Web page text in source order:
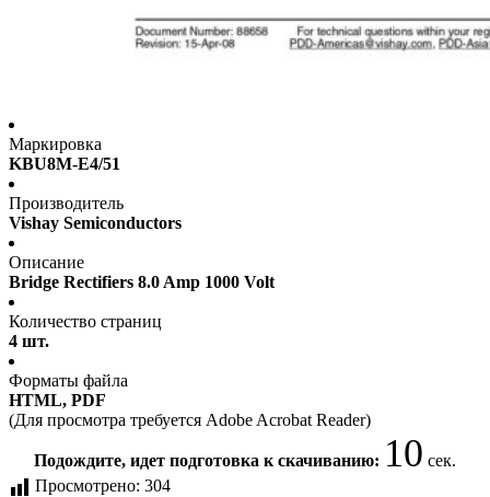
Маркировка
KBU8M-E4/51
Производитель
Vishay Semiconductors
Описание
Bridge Rectifiers 8.0 Amp 1000 Volt
Количество страниц
4 шт.
Форматы файла
HTML, PDF
(Для просмотра требуется Adobe Acrobat Reader)
Подождите, идет подготовка к скачиванию: 10 сек.
Просмотрено: 304